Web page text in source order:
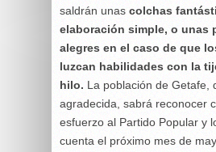
saldrán unas colchas
elaboración simple, o unas
alegres en el caso de que
luzcan habilidades con la
hilo. La población de Getafe,
agradecida, sabrá reconocer
esfuerzo al Partido Popular y
cuenta el próximo mes de